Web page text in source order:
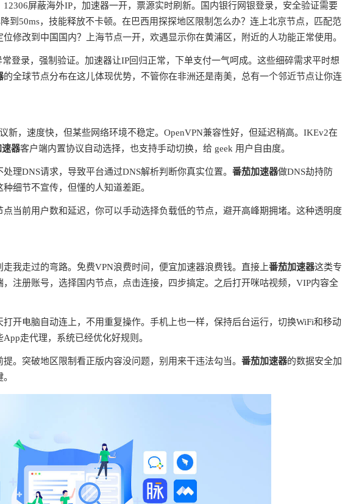
屏蔽海外IP，加速器一开，票源实时刷新。国内银行网银登录，安全验证需要
到50ms，技能释放不卡顿。在巴西用探探地区限制怎么办？连上北京节点，匹配范
修改到中国国内？上海节点一开，欢遇显示你在黄浦区，附近的人功能正常使用。
登录，强制验证。加速器让IP回归正常，下单支付一气呵成。这些细碎需求平时想
的全球节点分布在这儿体现优势，不管你在非洲还是南美，总有一个邻近节点让你连
新，速度快，但某些网络环境不稳定。OpenVPN兼容性好，但延迟稍高。IKEv2在
速器客户端内置协议自动选择，也支持手动切换，给 geek 用户自由度。
理DNS请求，导致平台通过DNS解析判断你真实位置。 番茄加速器做DNS劫持防
细节不宣传，但懂的人知道差距。
当前用户数和延迟，你可以手动选择负载低的节点，避开高峰期拥堵。这种透明度
我走过的弯路。免费VPN浪费时间，便宜加速器浪费钱。直接上番茄加速器这类专
注册账号，选择国内节点，点击连接，四步搞定。之后打开咪咕视频，VIP内容全
开电脑自动连上，不用重复操作。手机上也一样，保持后台运行，切换WiFi和移动
走代理，系统已经优化好规则。
。突破地区限制看正版内容没问题，别用来干违法勾当。 番茄加速器的数据安全加